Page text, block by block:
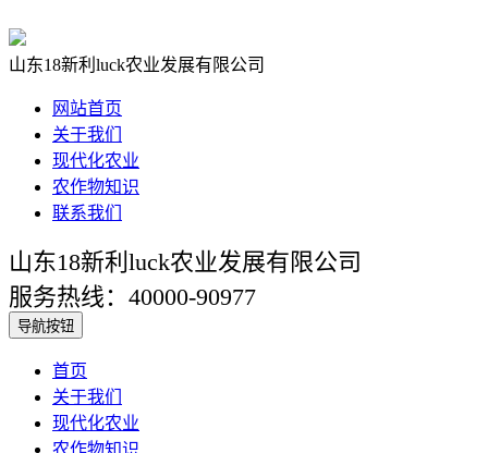
山东18新利luck农业发展有限公司
网站首页
关于我们
现代化农业
农作物知识
联系我们
山东18新利luck农业发展有限公司
服务热线：40000-90977
导航按钮
首页
关于我们
现代化农业
农作物知识